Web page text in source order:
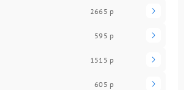
2665 р
595 р
1515 р
605 р